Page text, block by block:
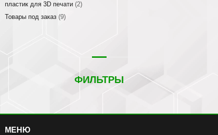
пластик для 3D печати (2)
Товары под заказ (9)
ФИЛЬТРЫ
МЕНЮ